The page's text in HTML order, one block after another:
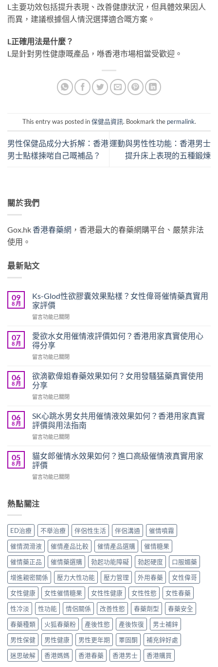
L主要功效包括提升表現、改善健康狀況，但具體效果因人
而異，建議根據個人情況選擇適合嘅方案。
L正確用法是什麼？
L是針對男性健康嘅產品，喺香港市場相當受歡迎。
This entry was posted in保健品資訊. Bookmark the permalink.
男性保健品成分大拆解：香港
男士點樣揀啱自己嘅補品？
運動與男性性功能：香港男士
提升床上表現的五種鍛煉
關於我們
Gox.hk香港春藥網 ，香港最大的春藥網購平台、嚴禁非法
使用。
最新貼文
09
8 月
Ks-Glod性欲膠囊效果點樣？女性偉哥催情藥真實用
家評價
在
Glod
性
欲
膠
效
果
點
樣？
性
偉
催
藥
真
實
評
價〉
留言功能已關閉
07
8 月
愛欲水女用催情液評價如何？香港用家真實使用心
得分享
在
欲
水
女
用
情
液
評
價
何？
香
用
實
得
分
享〉
中
留言功能已關閉
06
8 月
欲滴歡偉姐春藥效果如何？女用發騷猛藥真實使用
分享
在
滴
歡
偉
姐
藥
效
果
如
用
藥
真
實
使
用
分
享〉
中
留言功能已關閉
06
8 月
SK心跳水男女共用催情液效果如何？香港用家真實
評價與用法指南
在
心
跳
水
男
用
液
效
果
如
何？
香
港
用
家
真
評
價
與
用
法
指
留言功能已關閉
05
8 月
貓女郎催情水效果如何？進口高級催情液真實用家
評價
在
郎
催
水
果
如
何？
進
口
高
級
催
液
真
實
用
家
評
留言功能已關閉
熱點關注
ED治療 不舉治療 伴侶性生活 伴侶溝通
催情噴霧
催情潤滑液
催情產品比較 催情產品選購
催情糖果
催情藥正品
催情藥選購 勃起功能障礙 勃起硬度
口服媚藥
增進親密關係
壓力大性功能 壓力管理 外用春藥
女性偉哥
女性健康
女性催情糖果 女性性健康 女性性慾
女性春藥
性冷淡
性功能 情侶關係 改善性慾 春藥劑型
春藥安全
春藥種類
火狐春藥粉 產後性慾 產後恢復
男士補鋅
男性保健
男性健康 男性更年期 睪固酮
補充鋅好處
迷思破解
香港媽媽 香港春藥 香港男士 香港購買